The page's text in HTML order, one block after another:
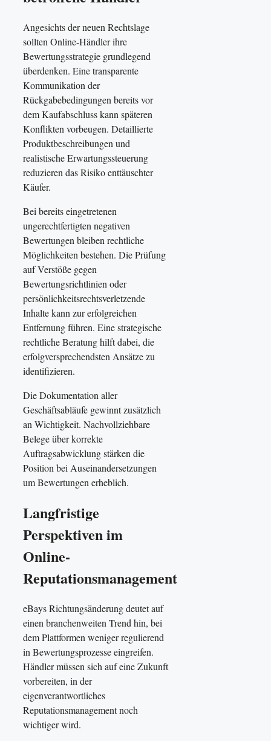
Angesichts der neuen Rechtslage
sollten Online-Händler ihre
Bewertungsstrategie grundlegend
überdenken. Eine transparente
Kommunikation der
Rückgabebedingungen bereits vor
dem Kaufabschluss kann späteren
Konflikten vorbeugen. Detaillierte
Produktbeschreibungen und
realistische Erwartungssteuerung
reduzieren das Risiko enttäuschter
Käufer.
Bei bereits eingetretenen
ungerechtfertigten negativen
Bewertungen bleiben rechtliche
Möglichkeiten bestehen. Die Prüfung
auf Verstöße gegen
Bewertungsrichtlinien oder
persönlichkeitsrechtsverletzende
Inhalte kann zur erfolgreichen
Entfernung führen. Eine strategische
rechtliche Beratung hilft dabei, die
erfolgversprechendsten Ansätze zu
identifizieren.
Die Dokumentation aller
Geschäftsabläufe gewinnt zusätzlich
an Wichtigkeit. Nachvollziehbare
Belege über korrekte
Auftragsabwicklung stärken die
Position bei Auseinandersetzungen
um Bewertungen erheblich.
Langfristige
Perspektiven im
Online-
Reputationsmanagement
eBays Richtungsänderung deutet auf
einen branchenweiten Trend hin, bei
dem Plattformen weniger regulierend
in Bewertungsprozesse eingreifen.
Händler müssen sich auf eine Zukunft
vorbereiten, in der
eigenverantwortliches
Reputationsmanagement noch
wichtiger wird.